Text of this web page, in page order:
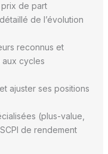
de part
de l’évolution
reconnus et
cycles
ajuster ses positions
(plus-value,
de rendement